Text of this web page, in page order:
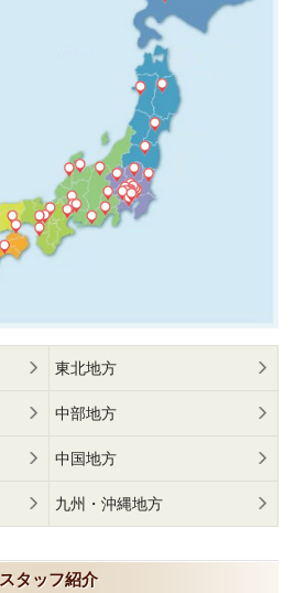
東北地方
中部地方
中国地方
九州・沖縄地方
スタッフ紹介